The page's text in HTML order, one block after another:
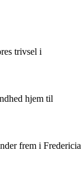
trivsel i
hjem til
frem i Fredericia